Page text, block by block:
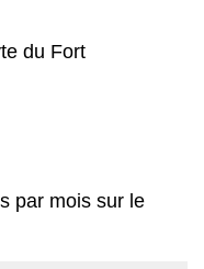
du Fort
par mois sur le